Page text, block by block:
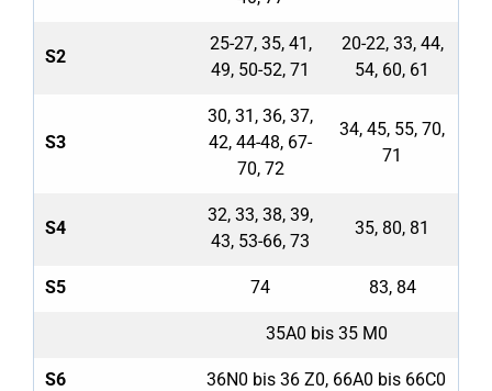
S2
25-27, 35, 41,
49, 50-52, 71
20-22, 33, 44,
54, 60, 61
S3
30, 31, 36, 37,
42, 44-48, 67-
70, 72
34, 45, 55, 70,
71
S4
32, 33, 38, 39,
43, 53-66, 73
35, 80, 81
S5 74 83, 84
35A0 bis 35 M0
S6 36N0 bis 36 Z0, 66A0 bis 66C0